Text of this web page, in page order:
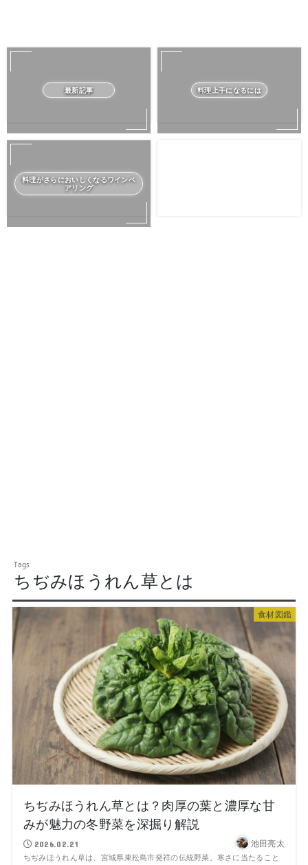
最新記事 料理上手になるには
料理がさらにおいしくなるワインペ
アリング
ちぢみほうれん草とは
食材図鑑
ちぢみほうれん草とは？肉厚の葉と濃厚な甘
みが魅力の冬野菜を深掘り解説
2026.02.21 池田亮太
ちぢみほうれん草は、宮城県東松島市発祥の伝統野菜。寒さに当たること